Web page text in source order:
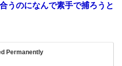
うのになんで素手で捕ろうと
Permanently